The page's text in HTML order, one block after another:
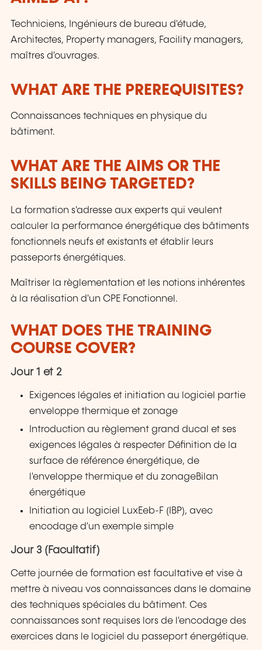
Techniciens, Ingénieurs de bureau d'étude,
Architectes, Property managers, Facility managers,
maîtres d'ouvrages.
WHAT ARE THE PREREQUISITES?
Connaissances techniques en physique du
bâtiment.
WHAT ARE THE AIMS OR THE
SKILLS BEING TARGETED?
La formation s'adresse aux experts qui veulent
calculer la performance énergétique des bâtiments
fonctionnels neufs et existants et établir leurs
passeports énergétiques.
Maîtriser la règlementation et les notions inhérentes
à la réalisation d'un CPE Fonctionnel.
WHAT DOES THE TRAINING
COURSE COVER?
Jour 1 et 2
Exigences légales et initiation au logiciel partie
enveloppe thermique et zonage
Introduction au règlement grand ducal et ses
exigences légales à respecter Définition de la
surface de référence énergétique, de
l'enveloppe thermique et du zonageBilan
énergétique
Initiation au logiciel LuxEeb-F (IBP), avec
encodage d'un exemple simple
Jour 3 (Facultatif)
Cette journée de formation est facultative et vise à
mettre à niveau vos connaissances dans le domaine
des techniques spéciales du bâtiment. Ces
connaissances sont requises lors de l'encodage des
exercices dans le logiciel du passeport énergétique.